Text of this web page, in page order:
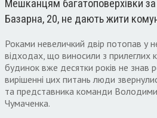
Мешканцям багатоповерхівки
Базарна, 20, не дають жити
Роками невеличкий двір потопав у
відходах, що виносили з прилеглих
будинок вже десятки років не знав
вирішенні цих питань люди
та представника команди
Чумаченка.